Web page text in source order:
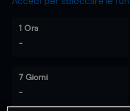
1 Ora
-
7 Giorni
-